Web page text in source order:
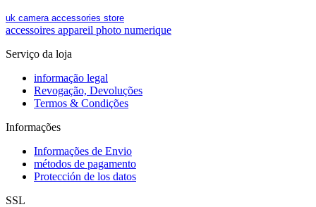
uk camera accessories store
accessoires appareil photo numerique
Serviço da loja
informação legal
Revogação, Devoluções
Termos & Condições
Informações
Informações de Envio
métodos de pagamento
Protección de los datos
SSL